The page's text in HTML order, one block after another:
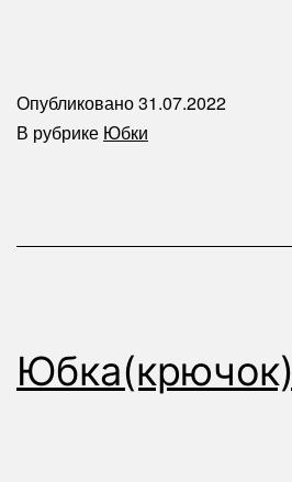
Опубликовано31.07.2022
В рубрике Юбки
Юбка(крючок)